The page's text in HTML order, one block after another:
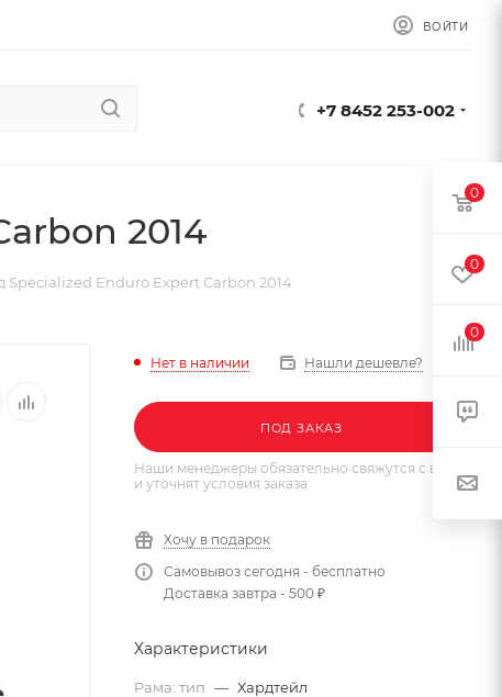
ВОЙТИ
+7 8452 253-002
2014
Specialized Enduro Expert Carbon 2014
Нет в наличии Нашли дешевле?
ПОД ЗАКАЗ
Наши менеджеры обязательно свяжутся с вами
и уточнят условия заказа
Хочу в подарок
Самовывоз сегодня - бесплатно
Доставка завтра - 500 ₽
Характеристики
Рама: тип — Хардтейл
0
0
0